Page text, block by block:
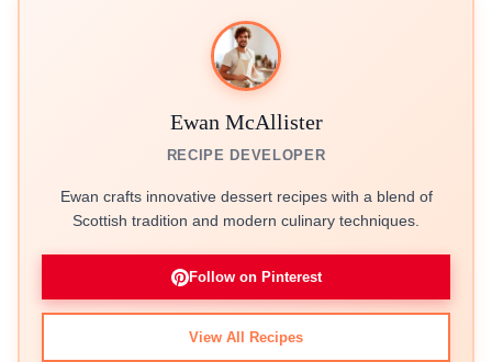
Ewan McAllister
RECIPE DEVELOPER
Ewan crafts innovative dessert recipes with a blend of
Scottish tradition and modern culinary techniques.
Follow on Pinterest
View All Recipes